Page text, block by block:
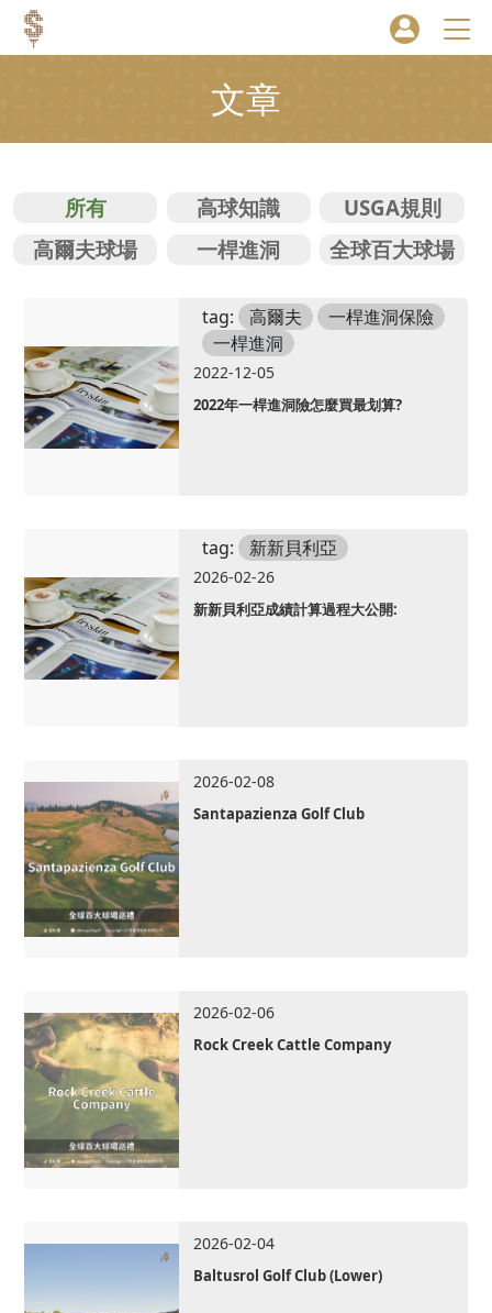
文章
所有 高球知識
USGA規則
高爾夫球場
一桿進洞 全球百大球場
tag: 高爾夫
一桿進洞保險
一桿進洞
2022-12-05
2022年一桿進洞險怎麼買最划算?
tag: 新新貝利亞
2026-02-26
新新貝利亞成績計算過程大公開:
2026-02-08
Santapazienza Golf Club
2026-02-06
Rock Creek Cattle Company
2026-02-04
Baltusrol Golf Club (Lower)